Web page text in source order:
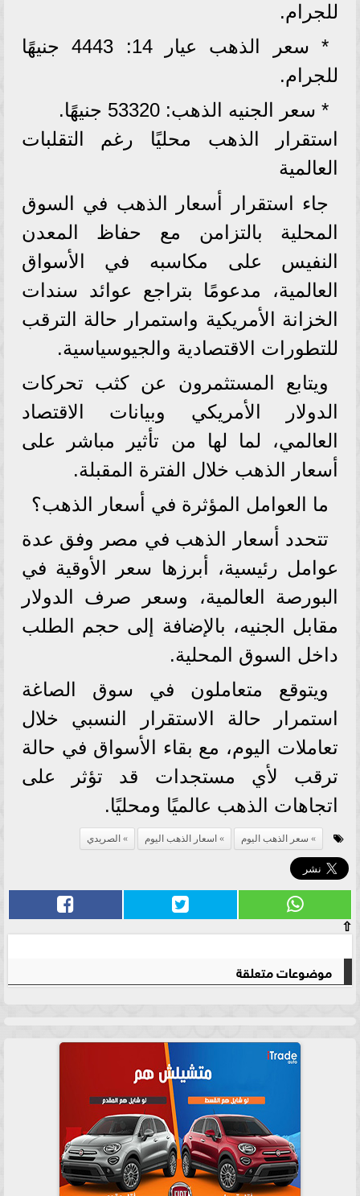
للجرام.
* سعر الذهب عيار 14: 4443 جنيهًا
للجرام.
* سعر الجنيه الذهب: 53320 جنيهًا.
استقرار الذهب محليًا رغم التقلبات
العالمية
جاء استقرار أسعار الذهب في السوق
المحلية بالتزامن مع حفاظ المعدن
النفيس على مكاسبه في الأسواق
العالمية، مدعومًا بتراجع عوائد سندات
الخزانة الأمريكية واستمرار حالة الترقب
للتطورات الاقتصادية والجيوسياسية.
ويتابع المستثمرون عن كثب تحركات
الدولار الأمريكي وبيانات الاقتصاد
العالمي، لما لها من تأثير مباشر على
أسعار الذهب خلال الفترة المقبلة.
ما العوامل المؤثرة في أسعار الذهب؟
تتحدد أسعار الذهب في مصر وفق عدة
عوامل رئيسية، أبرزها سعر الأوقية في
البورصة العالمية، وسعر صرف الدولار
مقابل الجنيه، بالإضافة إلى حجم الطلب
داخل السوق المحلية.
ويتوقع متعاملون في سوق الصاغة
استمرار حالة الاستقرار النسبي خلال
تعاملات اليوم، مع بقاء الأسواق في حالة
ترقب لأي مستجدات قد تؤثر على
اتجاهات الذهب عالميًا ومحليًا.
سعر الذهب اليوم اسعار الذهب اليوم الصريدي
⇧
موضوعات متعلقة